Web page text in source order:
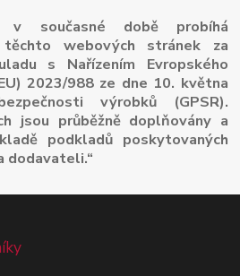
v současné době probíhá
těchto webových stránek za
s Nařízením Evropského
2023/988 ze dne 10. května
výrobků (GPSR).
jsou průběžně doplňovány a
podkladů poskytovaných
dodavateli.“